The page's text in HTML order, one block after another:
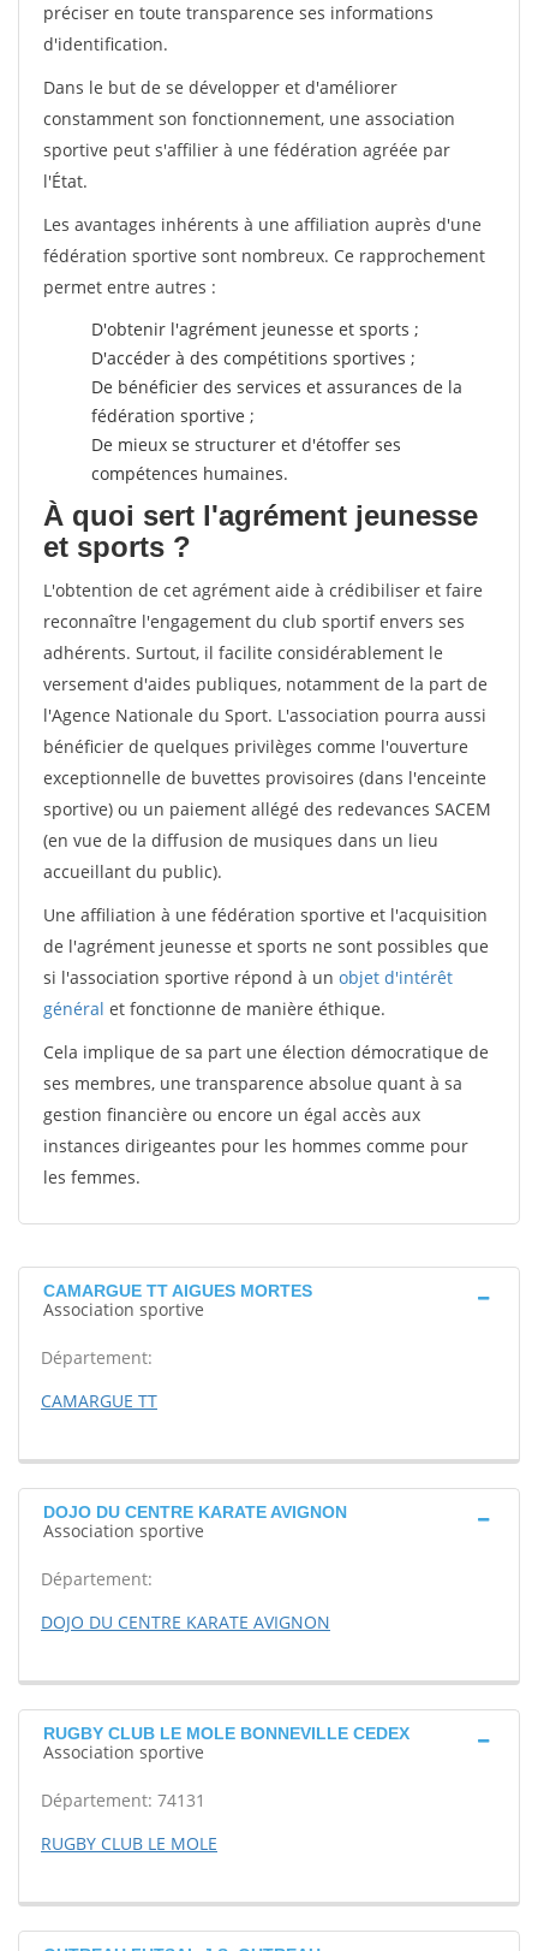
préciser en toute transparence ses informations
d'identification.
Dans le but de se développer et d'améliorer
constamment son fonctionnement, une association
sportive peut s'affilier à une fédération agréée par
l'État.
Les avantages inhérents à une affiliation auprès d'une
fédération sportive sont nombreux. Ce rapprochement
permet entre autres :
D'obtenir l'agrément jeunesse et sports ;
D'accéder à des compétitions sportives ;
De bénéficier des services et assurances de la
fédération sportive ;
De mieux se structurer et d'étoffer ses
compétences humaines.
À quoi sert l'agrément jeunesse
et sports ?
L'obtention de cet agrément aide à crédibiliser et faire
reconnaître l'engagement du club sportif envers ses
adhérents. Surtout, il facilite considérablement le
versement d'aides publiques, notamment de la part de
l'Agence Nationale du Sport. L'association pourra aussi
bénéficier de quelques privilèges comme l'ouverture
exceptionnelle de buvettes provisoires (dans l'enceinte
sportive) ou un paiement allégé des redevances SACEM
(en vue de la diffusion de musiques dans un lieu
accueillant du public).
Une affiliation à une fédération sportive et l'acquisition
de l'agrément jeunesse et sports ne sont possibles que
si l'association sportive répond à un objet d'intérêt
général et fonctionne de manière éthique.
Cela implique de sa part une élection démocratique de
ses membres, une transparence absolue quant à sa
gestion financière ou encore un égal accès aux
instances dirigeantes pour les hommes comme pour
les femmes.
CAMARGUE TT AIGUES MORTES
Association sportive
Département:
CAMARGUE TT
DOJO DU CENTRE KARATE AVIGNON
Association sportive
Département:
DOJO DU CENTRE KARATE AVIGNON
RUGBY CLUB LE MOLE BONNEVILLE CEDEX
Association sportive
Département: 74131
RUGBY CLUB LE MOLE